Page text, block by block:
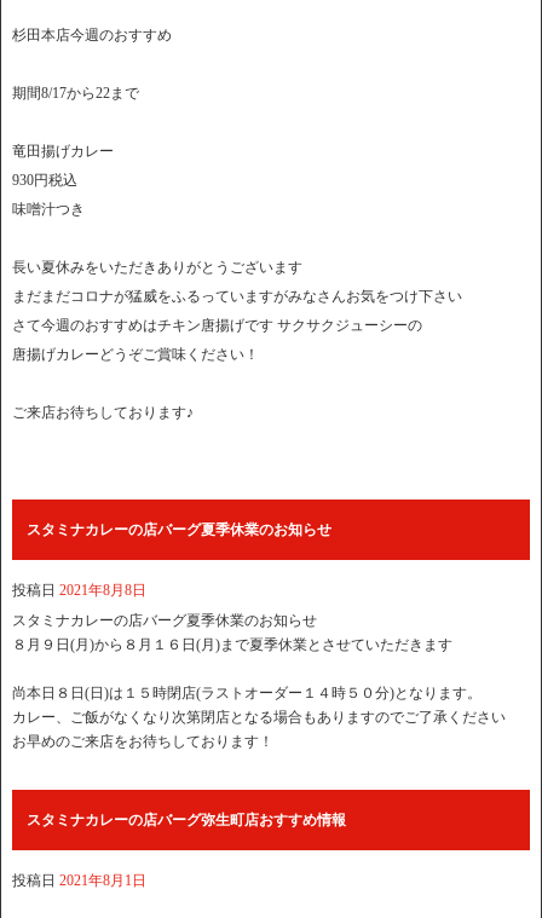
杉田本店今週のおすすめ
期間8/17から22まで
竜田揚げカレー
930円税込
味噌汁つき
長い夏休みをいただきありがとうございます
まだまだコロナが猛威をふるっていますがみなさんお気をつけ下さい
さて今週のおすすめはチキン唐揚げです サクサクジューシーの
唐揚げカレーどうぞご賞味ください！
ご来店お待ちしております♪
スタミナカレーの店バーグ夏季休業のお知らせ
投稿日 2021年8月8日
スタミナカレーの店バーグ夏季休業のお知らせ
８月９日(月)から８月１６日(月)まで夏季休業とさせていただきます
尚本日８日(日)は１５時閉店(ラストオーダー１４時５０分)となります。
カレー、ご飯がなくなり次第閉店となる場合もありますのでご了承ください
お早めのご来店をお待ちしております！
スタミナカレーの店バーグ弥生町店おすすめ情報
投稿日 2021年8月1日